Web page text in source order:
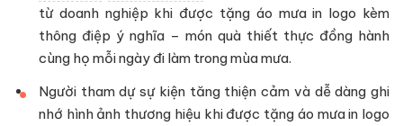
từ doanh nghiệp khi được tặng áo mưa in logo kèm
thông điệp ý nghĩa – món quà thiết thực đồng hành
cùng họ mỗi ngày đi làm trong mùa mưa.
Người tham dự sự kiện tăng thiện cảm và dễ dàng ghi
nhớ hình ảnh thương hiệu khi được tặng áo mưa in logo